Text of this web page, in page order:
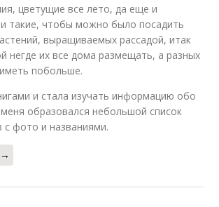
цветущие все лето, да еще и
такие, чтобы можно было посадить
выращиваемых рассадой, итак
негде их все дома размещать, а разных
побольше.
и стала изучать информацию обо
образовался небольшой список
с фото и названиями.
→